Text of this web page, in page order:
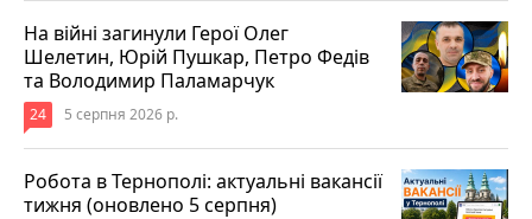
На війні загинули Герої Олег
Шелетин, Юрій Пушкар, Петро Федів
та Володимир Паламарчук
24 5 серпня 2026 р.
Робота в Тернополі: актуальні вакансії
тижня (оновлено 5 серпня)